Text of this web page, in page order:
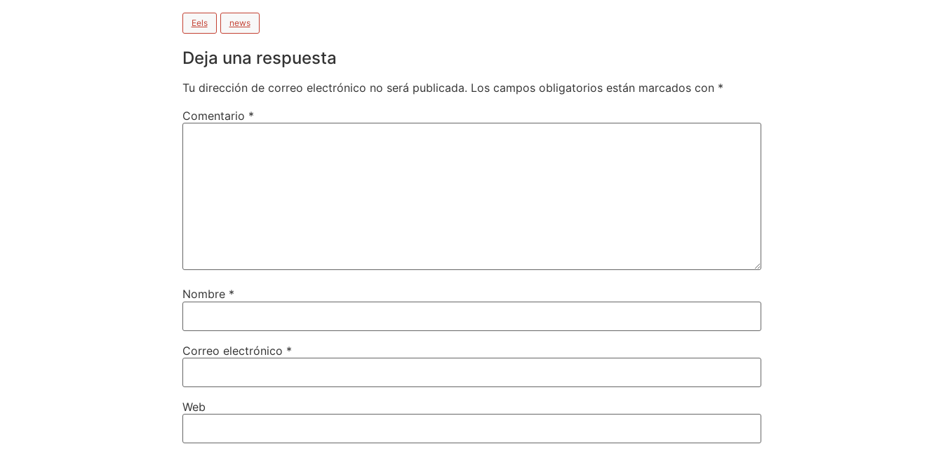
Eels news
Deja una respuesta
Tu dirección de correo electrónico no será publicada. Los campos obligatorios están marcados con *
Comentario *
Nombre *
Correo electrónico *
Web